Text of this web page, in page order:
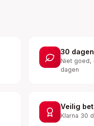
30
Niet
dagen
Veilig
Klarna 30